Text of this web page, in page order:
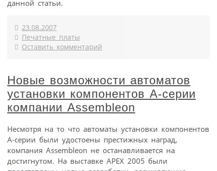
данной статьи.
23.08.2007
Печатные платы
Оставить комментарий
Новые возможности автоматов
установки компонентов А-серии
компании Assembleon
Несмотря на то что автоматы установки компонентов
А-серии были удостоены престижных наград,
компания Assembleon не останавливается на
достигнутом. На выставке APEX 2005 были